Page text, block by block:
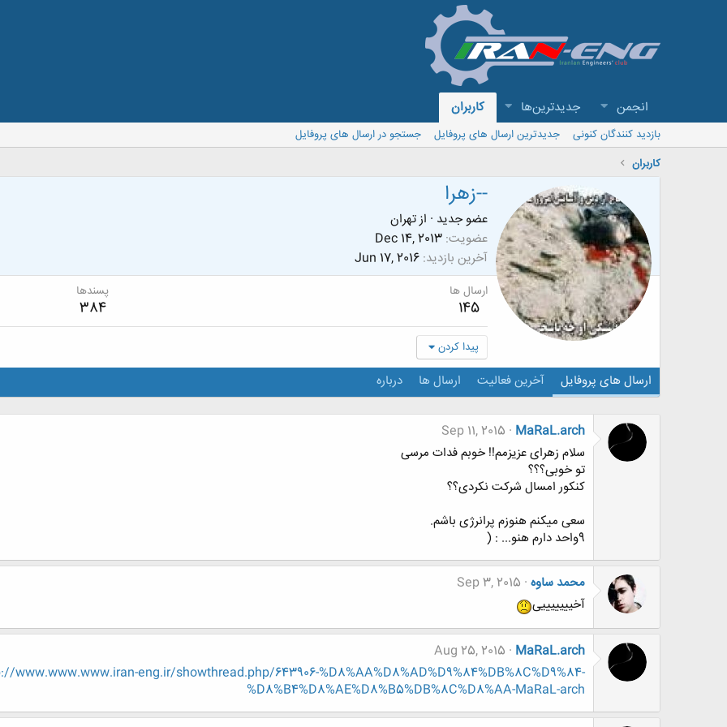
انجمن جدیدترین‌ها کاربران
بازدید کنندگان کنونی جدیدترین ارسال های پروفایل
جستجو در ارسال های پروفایل
کاربران
--زهرا
عضو جدید · ازتهران
عضویت Dec 14, 2013
آخرین بازدید Jun 17, 2016
ارسال ها
145
پسندها
384
پیدا کردن
ارسال های پروفایل آخرین فعالیت ارسال ها درباره
MaRaL.arch
Sep 11, 2015
سلام زهرای عزیزمم!! خوبم فدات مرسی
تو خوبی؟؟؟
کنکور امسال شرکت نکردی؟؟
سعی میکنم هنوزم پرانرژی باشم.
9واحد دارم هنو... : (
محمد ساوه Sep 3, 2015
آخیییییییی
MaRaL.arch
Aug 25, 2015
www.www.www.iran-eng.ir/showthread.php/643906-%D8%AA%D8%AD%D9%84%DB%8C%D9%84-
%D8%B4%D8%AE%D8%B5%DB%8C%D8%AA-MaRaL-arch